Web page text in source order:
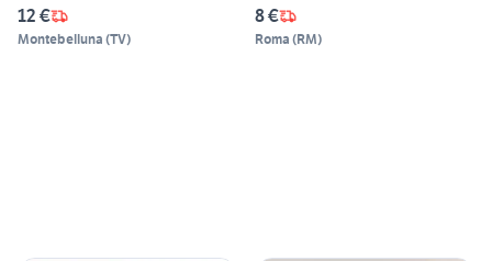
12 €
Montebelluna (TV)
8 €
Roma (RM)